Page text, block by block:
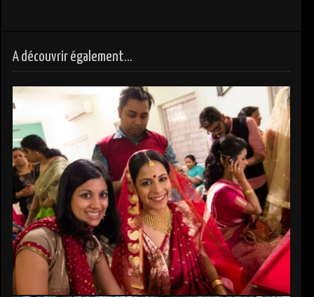
A découvrir également...